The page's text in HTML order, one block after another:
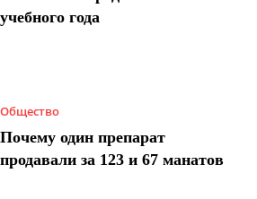
учебного года
Общество
Почему один препарат
продавали за 123 и 67 манатов